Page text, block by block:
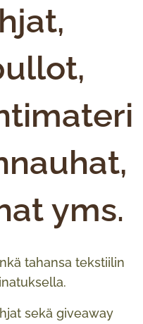
yms.
tahansa tekstiilin
sekä giveaway